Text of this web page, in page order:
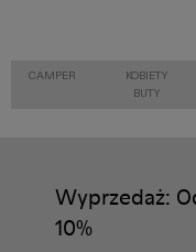
CAMPER
KOBIETY
BUTY
Wyprzedaż:
10%